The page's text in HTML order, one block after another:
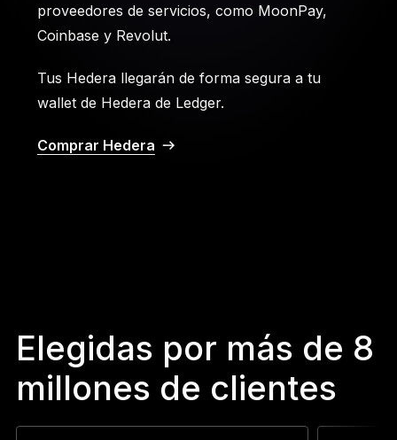
proveedores de servicios, como MoonPay,
Coinbase y Revolut.
Tus Hedera llegarán de forma segura a tu
wallet de Hedera de Ledger.
Comprar Hedera
Elegidas por más de 8
millones de clientes